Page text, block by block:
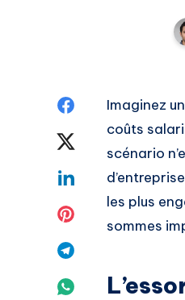
Share
Facebook
Twitter
Share
Pinterest
Imaginez
coûts
scénario
les plus
sommes